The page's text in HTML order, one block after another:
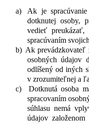
a)
Ak je spracúvanie
dotknutej osoby,
vedieť preukázať,
spracúvaním
b) Ak prevádzkovateľ
osobných údajov
odlíšený od iných
v zrozumiteľnej a
c)
Dotknutá osoba
spracovaním
súhlasu nemá
údajov